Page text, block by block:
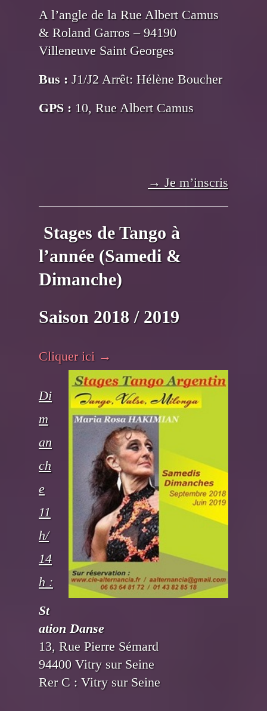
A l’angle de la Rue Albert Camus
& Roland Garros – 94190
Villeneuve Saint Georges
Bus : J1/J2 Arrêt: Hélène Boucher
GPS : 10, Rue Albert Camus
→ Je m’inscris
Stages de Tango à
l’année (Samedi &
Dimanche)
Saison 2018 / 2019
Cliquer ici →
Di
m
an
ch
e
11
h/
14
h :
St
ation Danse
13, Rue Pierre Sémard
94400 Vitry sur Seine
Rer C : Vitry sur Seine